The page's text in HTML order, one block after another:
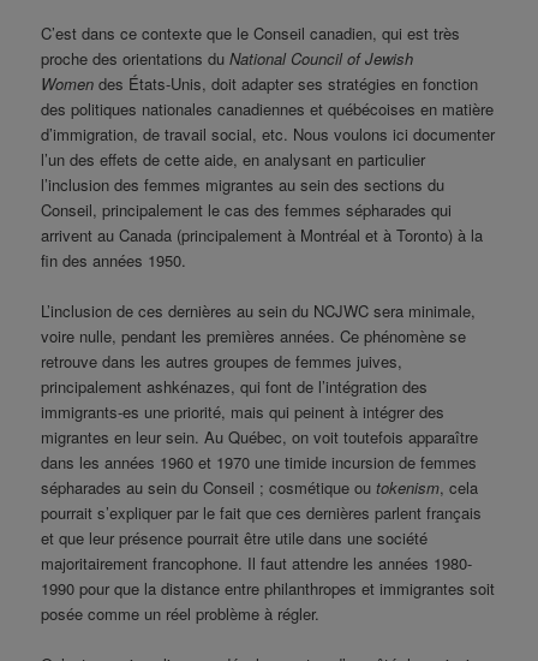
C’est dans ce contexte que le Conseil canadien, qui est très
proche des orientations duNational Council of Jewish
Women des États-Unis, doit adapter ses stratégies en fonction
des politiques nationales canadiennes et québécoises en matière
d’immigration, de travail social, etc. Nous voulons ici documenter
l’un des effets de cette aide, en analysant en particulier
l’inclusion des femmes migrantes au sein des sections du
Conseil, principalement le cas des femmes sépharades qui
arrivent au Canada (principalement à Montréal et à Toronto) à la
fin des années 1950.
L’inclusion de ces dernières au sein du NCJWC sera minimale,
voire nulle, pendant les premières années. Ce phénomène se
retrouve dans les autres groupes de femmes juives,
principalement ashkénazes, qui font de l’intégration des
immigrants-es une priorité, mais qui peinent à intégrer des
migrantes en leur sein. Au Québec, on voit toutefois apparaître
dans les années 1960 et 1970 une timide incursion de femmes
sépharades au sein du Conseil ; cosmétique outokenism, cela
pourrait s’expliquer par le fait que ces dernières parlent français
et que leur présence pourrait être utile dans une société
majoritairement francophone. Il faut attendre les années 1980-
1990 pour que la distance entre philanthropes et immigrantes soit
posée comme un réel problème à régler.